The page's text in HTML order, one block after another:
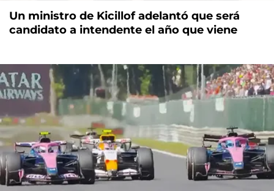
Un ministro de Kicillof adelantó que será
candidato a intendente el año que viene